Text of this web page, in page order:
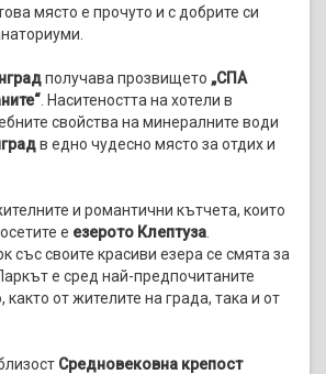
място е прочуто и с добрите си
получава прозвището „СПА
. Наситеността на хотели в
свойства на минералните води
в едно чудесно място за отдих и
и романтични кътчета, които
е езерото Клептуза
със своите красиви езера се смята за
е сред най-предпочитаните
както от жителите на града, така и от
Средновековна крепост